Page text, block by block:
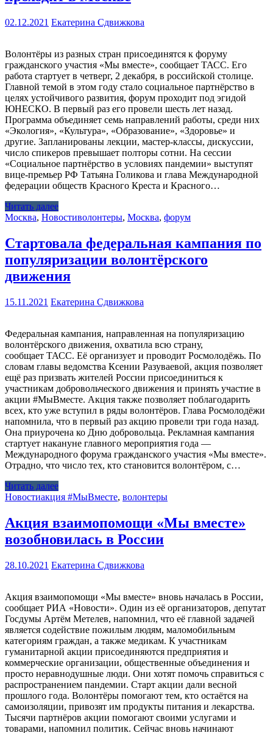
02.12.2021 Екатерина Сдвижкова
Волонтёры из разных стран присоединятся к форуму
гражданского участия «Мы вместе», сообщает ТАСС. Его
работа стартует в четверг, 2 декабря, в российской столице.
Главной темой в этом году стало социальное партнёрство в
целях устойчивого развития, форум проходит под эгидой
ЮНЕСКО. В первый раз его провели шесть лет назад.
Программа объединяет семь направлений работы, среди них
«Экология», «Культура», «Образование», «Здоровье» и
другие. Запланированы лекции, мастер-классы, дискуссии,
число спикеров превышает полторы сотни. На сессии
«Социальное партнёрство в условиях пандемии» выступят
вице-премьер РФ Татьяна Голикова и глава Международной
федерации обществ Красного Креста и Красного…
Читать далее
Москва, Новостиволонтеры, Москва, форум
Стартовала федеральная кампания по
популяризации волонтёрского
движения
15.11.2021 Екатерина Сдвижкова
Федеральная кампания, направленная на популяризацию
волонтёрского движения, охватила всю страну,
сообщает ТАСС. Её организует и проводит Росмолодёжь. По
словам главы ведомства Ксении Разуваевой, акция позволяет
ещё раз призвать жителей России присоединиться к
участникам добровольческого движения и принять участие в
акции #МыВместе. Акция также позволяет поблагодарить
всех, кто уже вступил в ряды волонтёров. Глава Росмолодёжи
напомнила, что в первый раз акцию провели три года назад.
Она приурочена ко Дню добровольца. Рекламная кампания
стартует накануне главного мероприятия года —
Международного форума гражданского участия «Мы вместе».
Отрадно, что число тех, кто становится волонтёром, с…
Читать далее
Новостиакция #МыВместе, волонтеры
Акция взаимопомощи «Мы вместе»
возобновилась в России
28.10.2021 Екатерина Сдвижкова
Акция взаимопомощи «Мы вместе» вновь началась в России,
сообщает РИА «Новости». Один из её организаторов, депутат
Госдумы Артём Метелев, напомнил, что её главной задачей
является содействие пожилым людям, маломобильным
категориям граждан, а также медикам. К участникам
гуманитарной акции присоединяются предприятия и
коммерческие организации, общественные объединения и
просто неравнодушные люди. Они хотят помочь справиться с
распространением пандемии. Старт акции дали весной
прошлого года. Волонтёры помогают тем, кто остаётся на
самоизоляции, привозят им продукты питания и лекарства.
Тысячи партнёров акции помогают своими услугами и
товарами, напомнил политик. Сейчас вновь начинают